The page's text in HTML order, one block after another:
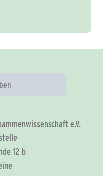
e.V.
12 b